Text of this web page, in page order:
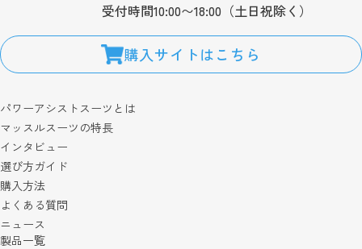
受付時間10:00〜18:00（土日祝除く）
購入サイトはこちら
パワーアシストスーツとは
マッスルスーツの特長
インタビュー
選び方ガイド
購入方法
よくある質問
ニュース
製品一覧